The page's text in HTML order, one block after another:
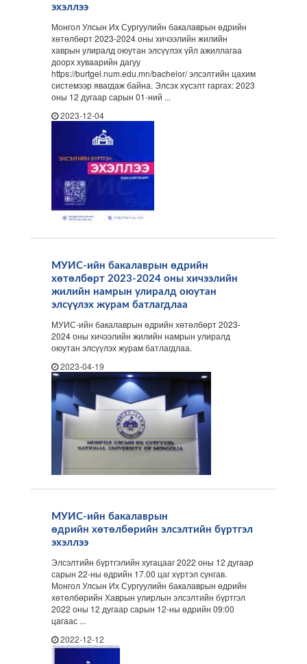
эхэллээ
Монгол Улсын Их Сургуулийн бакалаврын өдрийн
хөтөлбөрт 2023-2024 оны хичээлийн жилийн
хаврын улиралд оюутан элсүүлэх үйл ажиллагаа
доорх хуваарийн дагуу
https://burtgel.num.edu.mn/bachelor/ элсэлтийн цахим
системээр явагдаж байна. Элсэх хүсэлт гаргах: 2023
оны 12 дугаар сарын 01-ний ...
2023-12-04
МУИС-ийн бакалаврын өдрийн
хөтөлбөрт 2023-2024 оны хичээлийн
жилийн намрын улиралд оюутан
элсүүлэх журам батлагдлаа
МУИС-ийн бакалаврын өдрийн хөтөлбөрт 2023-
2024 оны хичээлийн жилийн намрын улиралд
оюутан элсүүлэх журам батлагдлаа.
2023-04-19
МУИС-ийн бакалаврын
өдрийн хөтөлбөрийн элсэлтийн бүртгэл
эхэллээ
Элсэлтийн бүртгэлийн хугацааг 2022 оны 12 дугаар
сарын 22-ны өдрийн 17.00 цаг хүртэл сунгав.
Монгол Улсын Их Сургуулийн бакалаврын өдрийн
хөтөлбөрийн Хаврын улирлын элсэлтийн бүртгэл
2022 оны 12 дугаар сарын 12-ны өдрийн 09:00
цагаас ...
2022-12-12